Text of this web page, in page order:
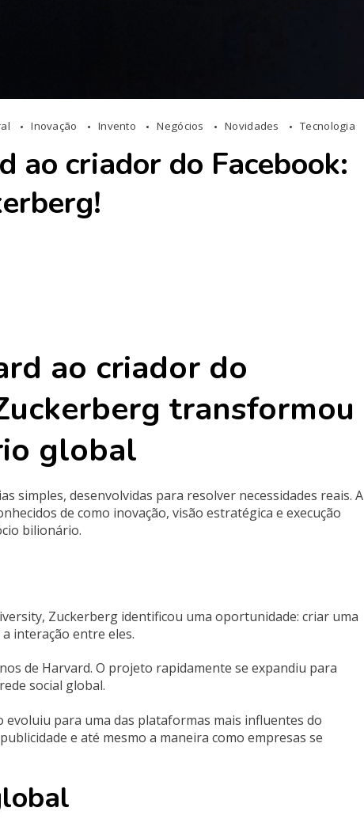
Inovação Invento Negócios Novidades Tecnologia
ao criador do Facebook:
ao criador do
transformou
global
simples, desenvolvidas para resolver necessidades reais. A
de como inovação, visão estratégica e execução
bilionário.
, Zuckerberg identificou uma oportunidade: criar uma
interação entre eles.
de Harvard. O projeto rapidamente se expandiu para
social global.
para uma das plataformas mais influentes do
e até mesmo a maneira como empresas se